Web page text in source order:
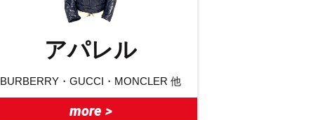
アパレル
BURBERRY・GUCCI・MONCLER 他
more >